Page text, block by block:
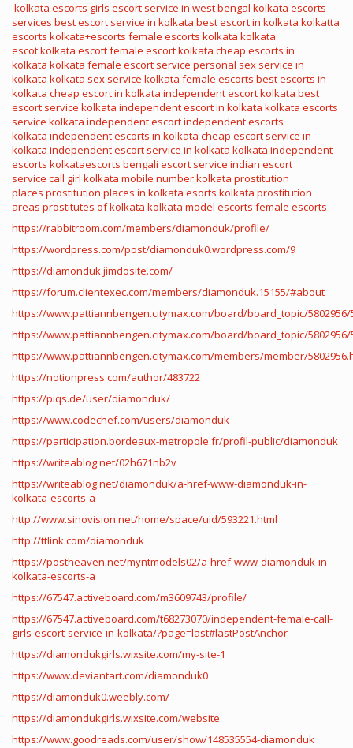
kolkata escorts girls escort service in west bengal kolkata escorts
services best escort service in kolkata best escort in kolkata kolkatta
escorts kolkata+escorts female escorts kolkata kolkata
escotkolkata escottfemale escort kolkata cheap escorts in
kolkata kolkata female escort service personal sex service in
kolkata kolkata sex service kolkata female escorts best escorts in
kolkata cheap escort in kolkata independent escort kolkata best
escort service kolkata independent escort in kolkata kolkata escorts
service kolkata independent escortindependent escorts
kolkata independent escorts in kolkata cheap escort service in
kolkata independent escort service in kolkata kolkata independent
escorts kolkataescorts bengali escort service indian escort
service call girl kolkata mobile numberkolkata prostitution
places prostitution places in kolkata esorts kolkata prostitution
areas prostitutes of kolkata kolkata model escorts female escorts
https://rabbitroom.com/members/diamonduk/profile/
https://wordpress.com/post/diamonduk0.wordpress.com/9
https://diamonduk.jimdosite.com/
https://forum.clientexec.com/members/diamonduk.15155/#about
https://www.pattiannbengen.citymax.com/board/board_topic/5802956/
https://www.pattiannbengen.citymax.com/board/board_topic/5802956/
https://www.pattiannbengen.citymax.com/members/member/
https://notionpress.com/author/483722
https://piqs.de/user/diamonduk/
https://www.codechef.com/users/diamonduk
https://participation.bordeaux-metropole.fr/profil-public/diamonduk
https://writeablog.net/02h671nb2v
https://writeablog.net/diamonduk/a-href-www-diamonduk-in-
kolkata-escorts-a
http://www.sinovision.net/home/space/uid/593221.html
http://ttlink.com/diamonduk
https://postheaven.net/myntmodels02/a-href-www-diamonduk-in-
kolkata-escorts-a
https://67547.activeboard.com/m3609743/profile/
https://67547.activeboard.com/t68273070/independent-female-call-
girls-escort-service-in-kolkata/?page=last#lastPostAnchor
https://diamondukgirls.wixsite.com/my-site-1
https://www.deviantart.com/diamonduk0
https://diamonduk0.weebly.com/
https://diamondukgirls.wixsite.com/website
https://www.goodreads.com/user/show/148535554-diamonduk